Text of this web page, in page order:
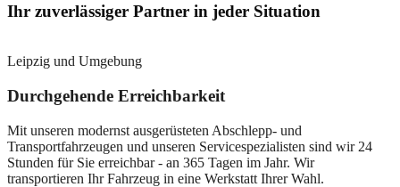
Ihr zuverlässiger Partner in jeder Situation
Leipzig und Umgebung
Durchgehende Erreichbarkeit
Mit unseren modernst ausgerüsteten Abschlepp- und
Transportfahrzeugen und unseren Servicespezialisten sind wir 24
Stunden für Sie erreichbar - an 365 Tagen im Jahr. Wir
transportieren Ihr Fahrzeug in eine Werkstatt Ihrer Wahl.